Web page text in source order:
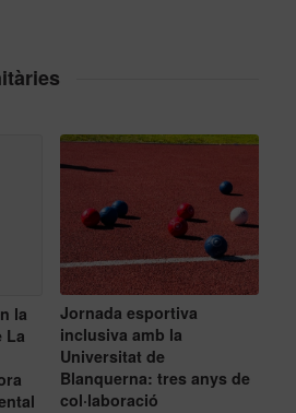
la
La
Jornada esportiva
inclusiva amb la
Universitat de
Blanquerna: tres anys de
col·laboració